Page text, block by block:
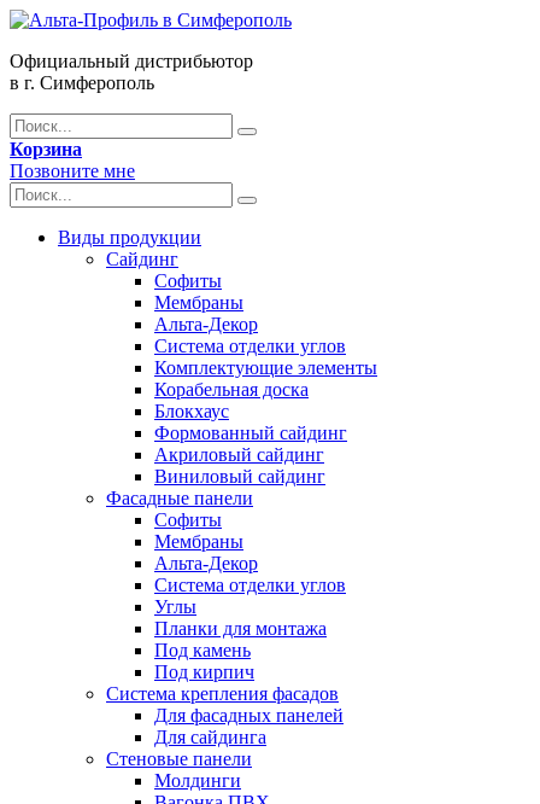
Официальный дистрибьютор
в г. Симферополь
Корзина
Позвоните мне
Виды продукции
Сайдинг
Софиты
Мембраны
Альта-Декор
Система отделки углов
Комплектующие элементы
Корабельная доска
Блокхаус
Формованный сайдинг
Акриловый сайдинг
Виниловый сайдинг
Фасадные панели
Софиты
Мембраны
Альта-Декор
Система отделки углов
Углы
Планки для монтажа
Под камень
Под кирпич
Система крепления фасадов
Для фасадных панелей
Для сайдинга
Стеновые панели
Молдинги